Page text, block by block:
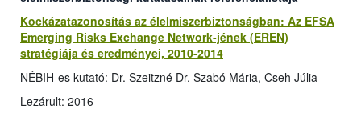
Kockázatazonosítás az élelmiszerbiztonságban: Az EFSA
Emerging Risks Exchange Network-jének (EREN)
stratégiája és eredményei, 2010-2014
NÉBIH-es kutató: Dr. Szeitzné Dr. Szabó Mária, Cseh Júlia
Lezárult: 2016